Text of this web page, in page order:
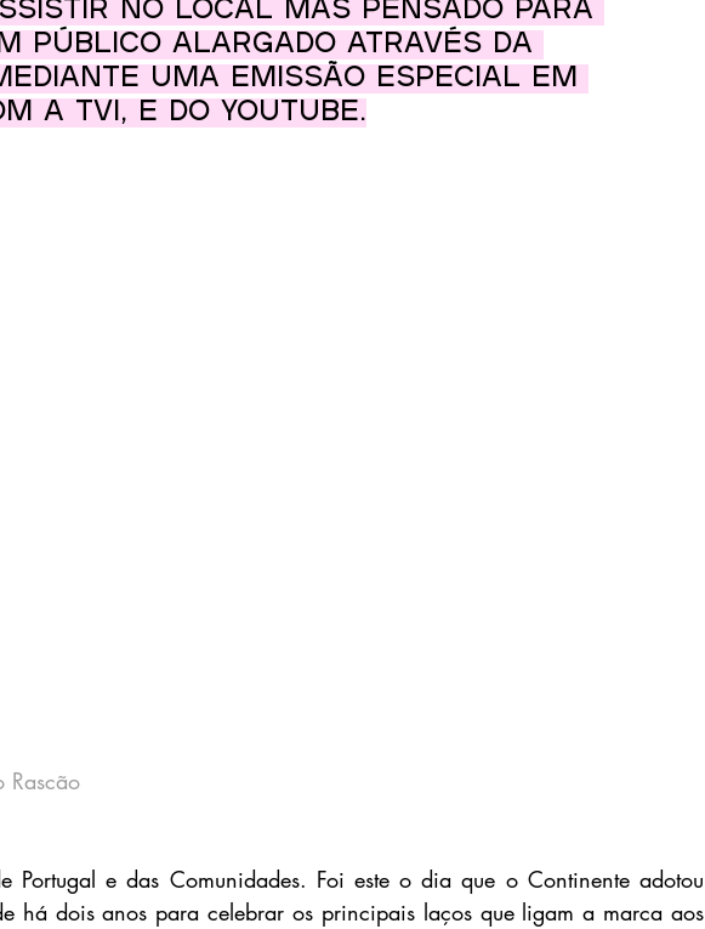
no local mas pensado para
público alargado através da
uma emissão especial em
a TVI, e do YouTube.
Portugal e das Comunidades. Foi este o dia que o Continente adotou
há dois anos para celebrar os principais laços que ligam a marca aos